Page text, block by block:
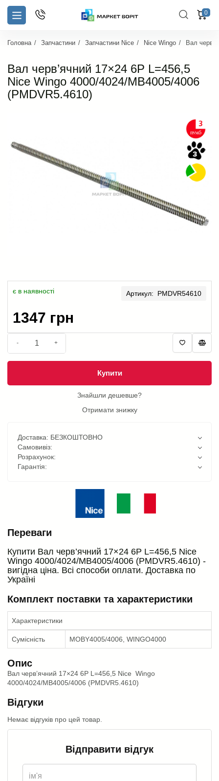
0
Головна Запчастини Запчастини Nice Nice Wingo Вал
Вал черв’ячний 17×24 6P L=456,5
Nice Wingo 4000/4024/MB4005/4006
(PMDVR5.4610)
є в наявності Артикул: PMDVR54610
1347 грн
- +
Купити
Знайшли дешевше?
Отримати знижку
Доставка: БЕЗКОШТОВНО
Самовивіз:
Розрахунок:
Гарантія:
Переваги
Купити Вал черв’ячний 17×24 6P L=456,5 Nice
Wingo 4000/4024/MB4005/4006 (PMDVR5.4610) -
вигідна ціна. Всі способи оплати. Доставка по
Україні
Комплект поставки та характеристики
Характеристики
Сумісність MOBY4005/4006, WINGO4000
Опис
Вал черв’ячний 17×24 6P L=456,5 Nice Wingo
4000/4024/MB4005/4006 (PMDVR5.4610)
Відгуки
Немає відгуків про цей товар.
Відправити відгук